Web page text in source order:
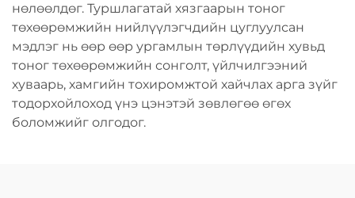
нөлөөлдөг. Туршлагатай хязгаарын тоног
төхөөрөмжийн нийлүүлэгчдийн цуглуулсан
мэдлэг нь өөр өөр ургамлын төрлүүдийн хувьд
тоног төхөөрөмжийн сонголт, үйлчилгээний
хуваарь, хамгийн тохиромжтой хайчлах арга зүйг
тодорхойлоход үнэ цэнэтэй зөвлөгөө өгөх
боломжийг олгодог.